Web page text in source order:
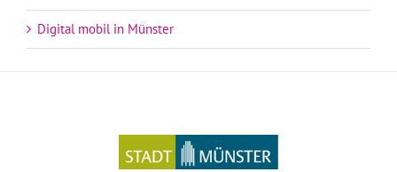
Digital mobil in Münster